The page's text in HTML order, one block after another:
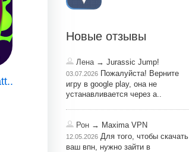
Новые отзывы
Лена→ Jurassic Jump!
03.07.2026 Пожалуйста! Верните
игру в google play, она не
устанавливается через a..
Рон → Maxima VPN
12.05.2026 Для того, чтобы скачать
ваш впн, нужно зайти в